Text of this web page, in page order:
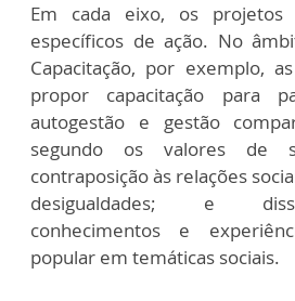
Em cada eixo, os
específicos de ação. No
Capacitação, por exemplo,
propor capacitação para
autogestão e gestão
segundo os valores de
contraposição às relações
desigualdades; e
conhecimentos e
popular em temáticas sociais.